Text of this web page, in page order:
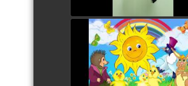
У солнышка в гостях
watch video